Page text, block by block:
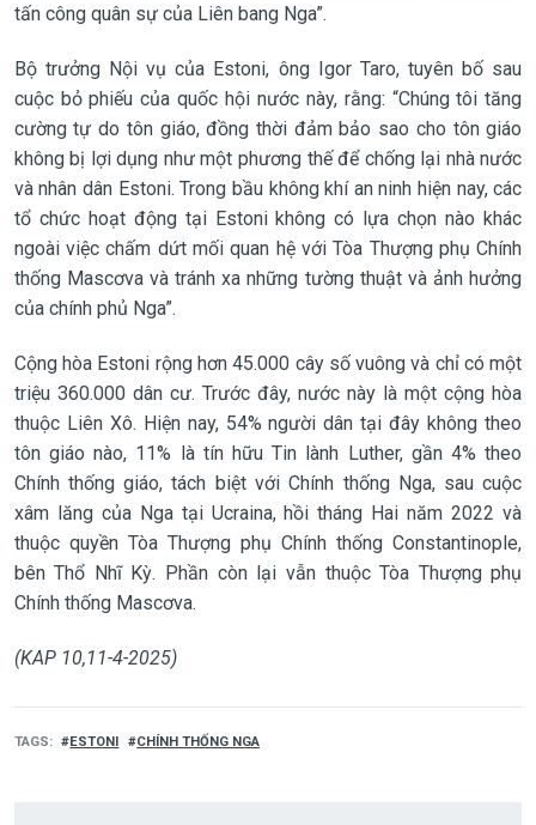
tấn công quân sự của Liên bang Nga”.
Bộ trưởng Nội vụ của Estoni, ông Igor Taro, tuyên bố sau
cuộc bỏ phiếu của quốc hội nước này, rằng: “Chúng tôi tăng
cường tự do tôn giáo, đồng thời đảm bảo sao cho tôn giáo
không bị lợi dụng như một phương thế để chống lại nhà nước
và nhân dân Estoni. Trong bầu không khí an ninh hiện nay, các
tổ chức hoạt động tại Estoni không có lựa chọn nào khác
ngoài việc chấm dứt mối quan hệ với Tòa Thượng phụ Chính
thống Mascơva và tránh xa những tường thuật và ảnh hưởng
của chính phủ Nga”.
Cộng hòa Estoni rộng hơn 45.000 cây số vuông và chỉ có một
triệu 360.000 dân cư. Trước đây, nước này là một cộng hòa
thuộc Liên Xô. Hiện nay, 54% người dân tại đây không theo
tôn giáo nào, 11% là tín hữu Tin lành Luther, gần 4% theo
Chính thống giáo, tách biệt với Chính thống Nga, sau cuộc
xâm lăng của Nga tại Ucraina, hồi tháng Hai năm 2022 và
thuộc quyền Tòa Thượng phụ Chính thống Constantinople,
bên Thổ Nhĩ Kỳ. Phần còn lại vẫn thuộc Tòa Thượng phụ
Chính thống Mascơva.
(KAP 10,11-4-2025)
TAGS ESTONI CHÍNH THỐNG NGA